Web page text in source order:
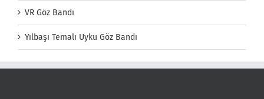
VR Göz Bandı
Yılbaşı Temalı Uyku Göz Bandı